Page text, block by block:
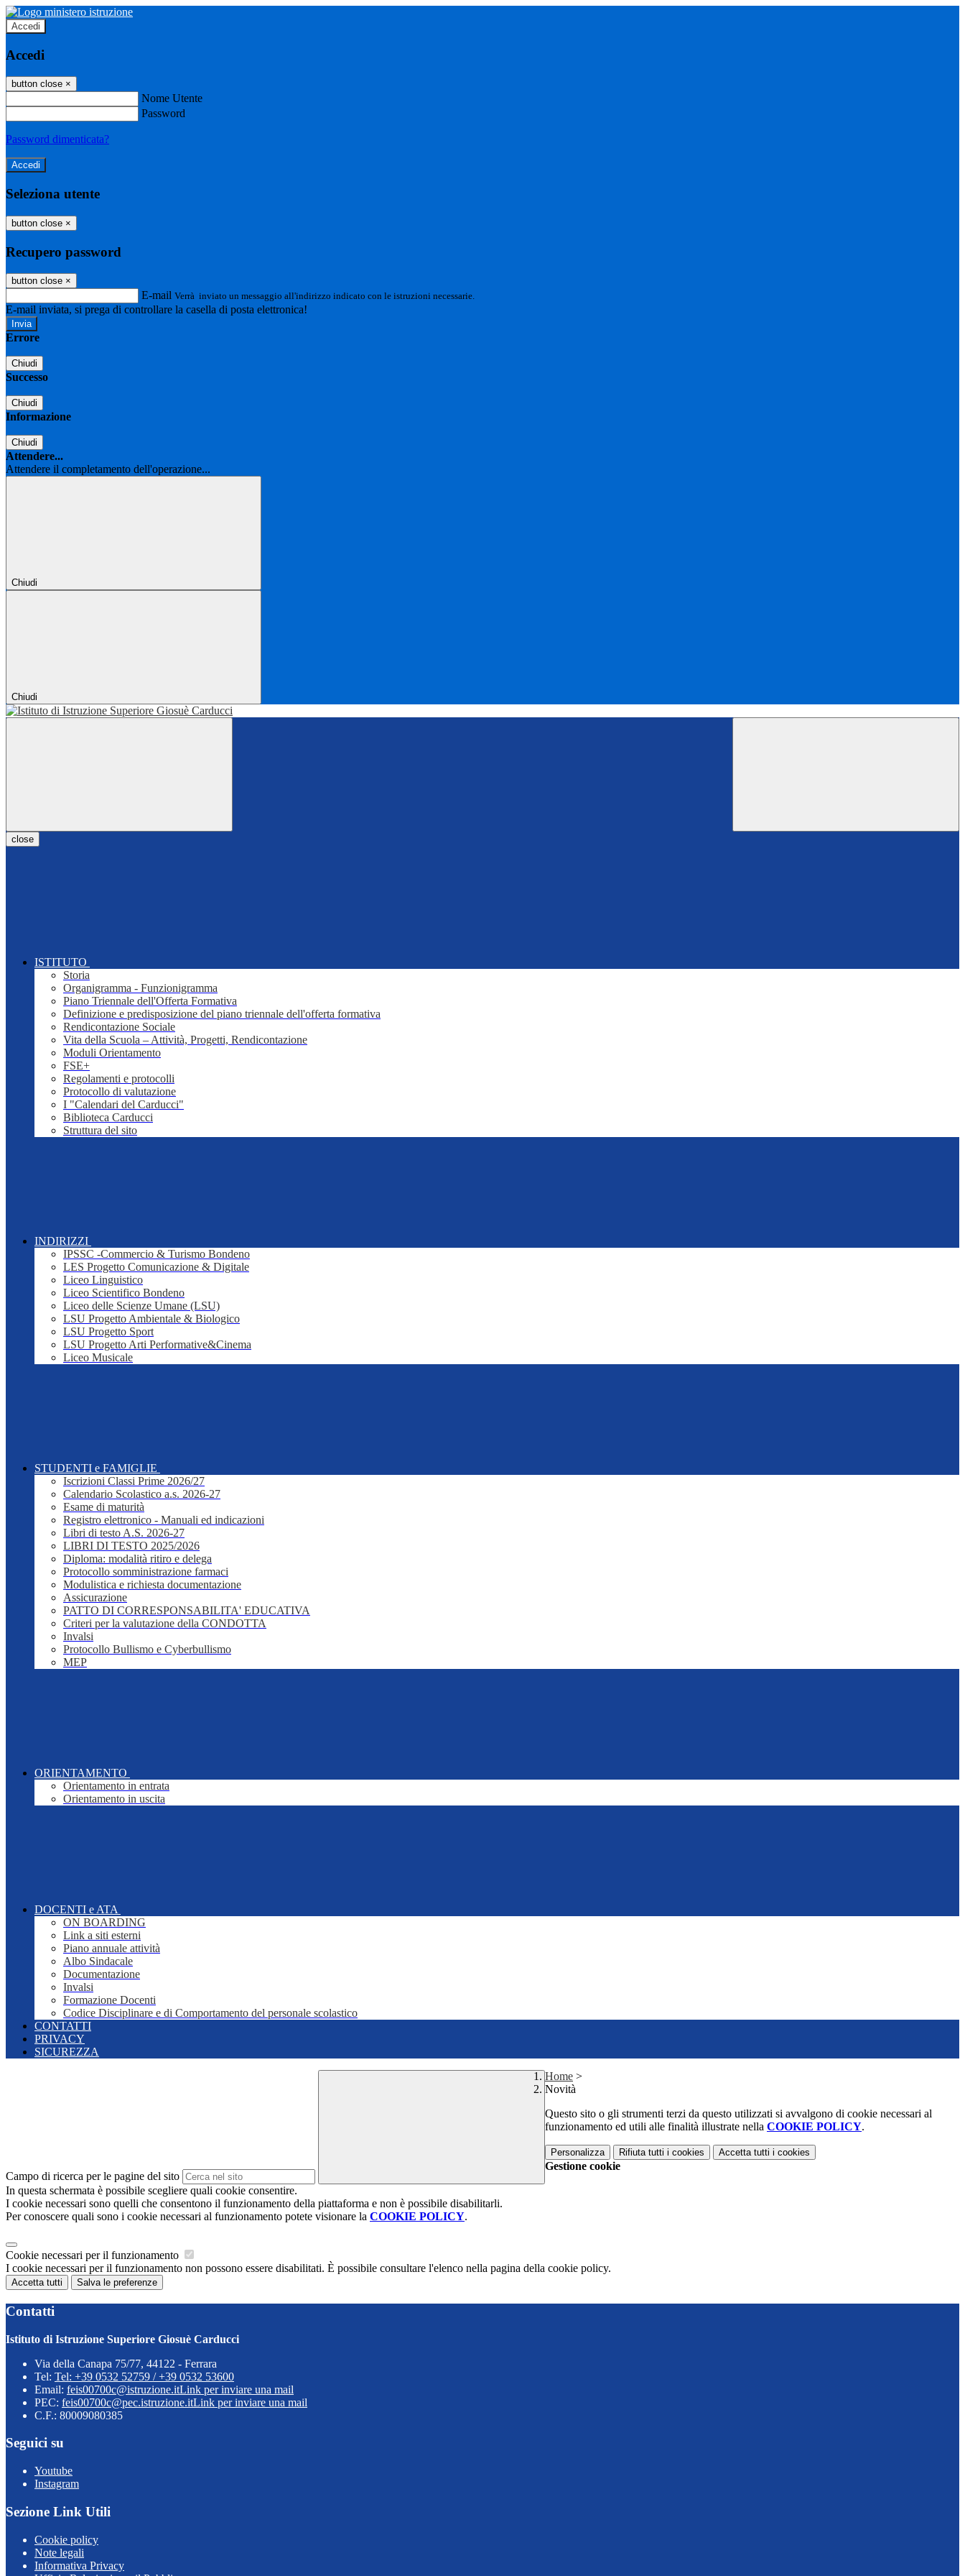
Accedi
Accedi
button close ×
Nome Utente
Password
Password dimenticata?
Seleziona utente
button close ×
Recupero password
button close ×
E-mail Verrà inviato un messaggio all'indirizzo indicato con le istruzioni necessarie.
E-mail inviata, si prega di controllare la casella di posta elettronica!
Errore
Chiudi
Successo
Chiudi
Informazione
Chiudi
Attendere...
Attendere il completamento dell'operazione...
Chiudi
Chiudi
close
ISTITUTO
Storia
Organigramma - Funzionigramma
Piano Triennale dell'Offerta Formativa
Definizione e predisposizione del piano triennale dell'offerta formativa
Rendicontazione Sociale
Vita della Scuola – Attività, Progetti, Rendicontazione
Moduli Orientamento
FSE+
Regolamenti e protocolli
Protocollo di valutazione
I "Calendari del Carducci"
Biblioteca Carducci
Struttura del sito
INDIRIZZI
IPSSC -Commercio & Turismo Bondeno
LES Progetto Comunicazione & Digitale
Liceo Linguistico
Liceo Scientifico Bondeno
Liceo delle Scienze Umane (LSU)
LSU Progetto Ambientale & Biologico
LSU Progetto Sport
LSU Progetto Arti Performative&Cinema
Liceo Musicale
STUDENTI e FAMIGLIE
Iscrizioni Classi Prime 2026/27
Calendario Scolastico a.s. 2026-27
Esame di maturità
Registro elettronico - Manuali ed indicazioni
Libri di testo A.S. 2026-27
LIBRI DI TESTO 2025/2026
Diploma: modalità ritiro e delega
Protocollo somministrazione farmaci
Modulistica e richiesta documentazione
Assicurazione
PATTO DI CORRESPONSABILITA' EDUCATIVA
Criteri per la valutazione della CONDOTTA
Invalsi
Protocollo Bullismo e Cyberbullismo
MEP
ORIENTAMENTO
Orientamento in entrata
Orientamento in uscita
DOCENTI e ATA
ON BOARDING
Link a siti esterni
Piano annuale attività
Albo Sindacale
Documentazione
Invalsi
Formazione Docenti
Codice Disciplinare e di Comportamento del personale scolastico
CONTATTI
PRIVACY
SICUREZZA
Campo di ricerca per le pagine del sito
Home >
Novità
Questo sito o gli strumenti terzi da questo utilizzati si avvalgono di cookie necessari al
funzionamento ed utili alle finalità illustrate nella COOKIE POLICY.
Personalizza Rifiuta tutti i cookies Accetta tutti i cookies
Gestione cookie
In questa schermata è possibile scegliere quali cookie consentire.
I cookie necessari sono quelli che consentono il funzionamento della piattaforma e non è possibile disabilitarli.
Per conoscere quali sono i cookie necessari al funzionamento potete visionare la COOKIE POLICY.
Cookie necessari per il funzionamento
I cookie necessari per il funzionamento non possono essere disabilitati. È possibile consultare l'elenco nella pagina della cookie policy.
Accetta tutti Salva le preferenze
Contatti
Istituto di Istruzione Superiore Giosuè Carducci
Via della Canapa 75/77, 44122 - Ferrara
Tel: Tel: +39 0532 52759 / +39 0532 53600
Email: feis00700c@istruzione.itLink per inviare una mail
PEC: feis00700c@pec.istruzione.itLink per inviare una mail
C.F.: 80009080385
Seguici su
Youtube
Instagram
Sezione Link Utili
Cookie policy
Note legali
Informativa Privacy